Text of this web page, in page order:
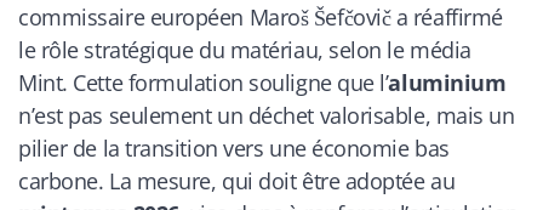
commissaire européen Maroš Šefčovič a réaffirmé
le rôle stratégique du matériau, selon le média
Mint. Cette formulation souligne que l’aluminium
n’est pas seulement un déchet valorisable, mais un
pilier de la transition vers une économie bas
carbone. La mesure, qui doit être adoptée au